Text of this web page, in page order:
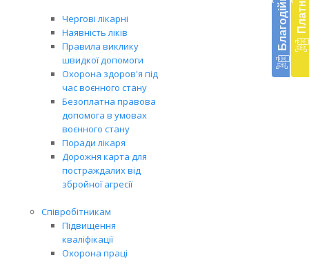
Чергові лікарні
Наявність ліків
Правила виклику
швидкої допомоги
Охорона здоров'я під
час воєнного стану
Безоплатна правова
допомога в умовах
воєнного стану
Поради лікаря
Дорожня карта для
постраждалих від
збройної агресії
Співробітникам
Підвищення
кваліфікації
Охорона праці